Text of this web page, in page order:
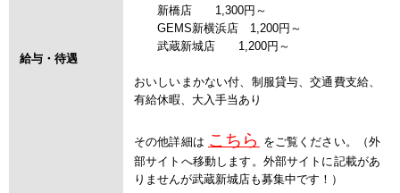
給与・待遇
新橋店 1,300円～
GEMS新横浜店 1,200円～
武蔵新城店 1,200円～
おいしいまかない付、制服貸与、交通費支給、
有給休暇、大入手当あり
その他詳細は こちら をご覧ください。（外
部サイトへ移動します。外部サイトに記載があ
りませんが武蔵新城店も募集中です！ ）